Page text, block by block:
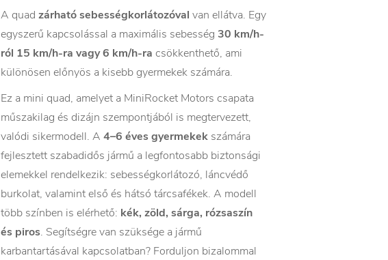
A quad zárható sebességkorlátozóval van ellátva. Egy
egyszerű kapcsolással a maximális sebesség 30 km/h-
ról 15 km/h-ra vagy 6 km/h-ra csökkenthető, ami
különösen előnyös a kisebb gyermekek számára.
Ez a mini quad, amelyet a MiniRocket Motors csapata
műszakilag és dizájn szempontjából is megtervezett,
valódi sikermodell. A 4–6 éves gyermekek számára
fejlesztett szabadidős jármű a legfontosabb biztonsági
elemekkel rendelkezik: sebességkorlátozó, láncvédő
burkolat, valamint első és hátsó tárcsafékek. A modell
több színben is elérhető: kék, zöld, sárga, rózsaszín
és piros. Segítségre van szüksége a jármű
karbantartásával kapcsolatban? Forduljon bizalommal